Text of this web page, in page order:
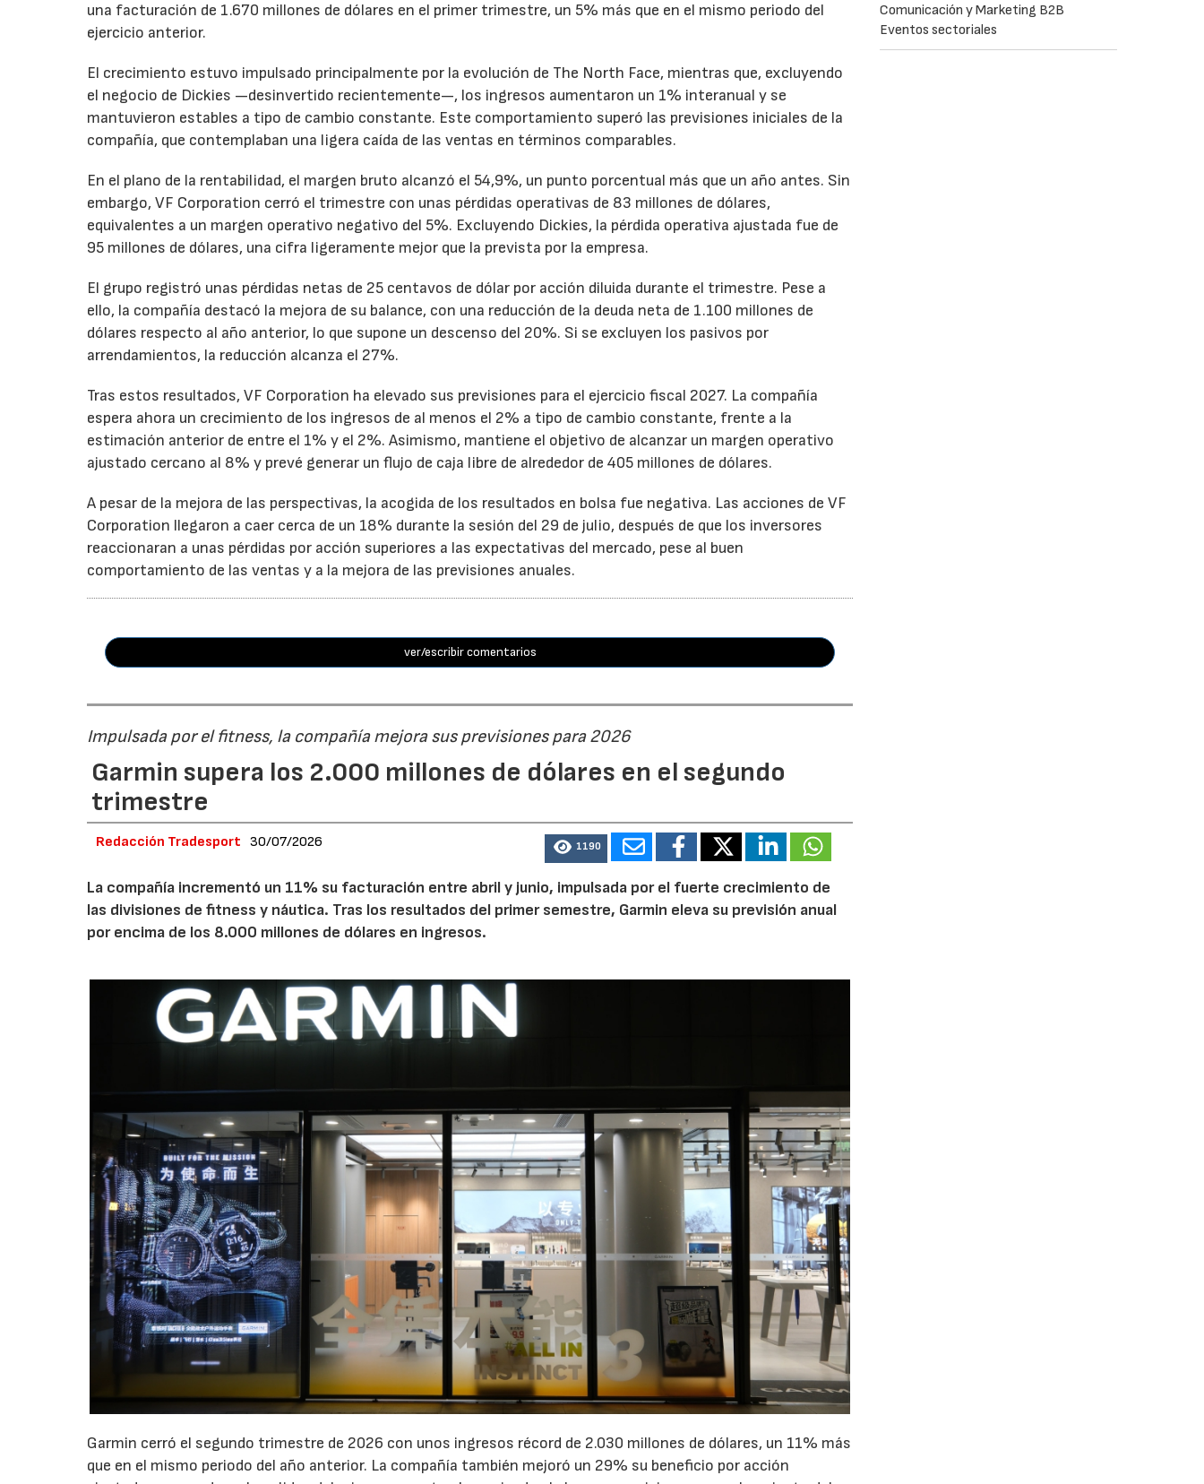
una facturación de 1.670 millones de dólares en el primer trimestre, un 5% más que en el mismo periodo del
ejercicio anterior.
El crecimiento estuvo impulsado principalmente por la evolución de The North Face, mientras que, excluyendo
el negocio de Dickies —desinvertido recientemente—, los ingresos aumentaron un 1% interanual y se
mantuvieron estables a tipo de cambio constante. Este comportamiento superó las previsiones iniciales de la
compañía, que contemplaban una ligera caída de las ventas en términos comparables.
En el plano de la rentabilidad, el margen bruto alcanzó el 54,9%, un punto porcentual más que un año antes. Sin
embargo, VF Corporation cerró el trimestre con unas pérdidas operativas de 83 millones de dólares,
equivalentes a un margen operativo negativo del 5%. Excluyendo Dickies, la pérdida operativa ajustada fue de
95 millones de dólares, una cifra ligeramente mejor que la prevista por la empresa.
El grupo registró unas pérdidas netas de 25 centavos de dólar por acción diluida durante el trimestre. Pese a
ello, la compañía destacó la mejora de su balance, con una reducción de la deuda neta de 1.100 millones de
dólares respecto al año anterior, lo que supone un descenso del 20%. Si se excluyen los pasivos por
arrendamientos, la reducción alcanza el 27%.
Tras estos resultados, VF Corporation ha elevado sus previsiones para el ejercicio fiscal 2027. La compañía
espera ahora un crecimiento de los ingresos de al menos el 2% a tipo de cambio constante, frente a la
estimación anterior de entre el 1% y el 2%. Asimismo, mantiene el objetivo de alcanzar un margen operativo
ajustado cercano al 8% y prevé generar un flujo de caja libre de alrededor de 405 millones de dólares.
A pesar de la mejora de las perspectivas, la acogida de los resultados en bolsa fue negativa. Las acciones de VF
Corporation llegaron a caer cerca de un 18% durante la sesión del 29 de julio, después de que los inversores
reaccionaran a unas pérdidas por acción superiores a las expectativas del mercado, pese al buen
comportamiento de las ventas y a la mejora de las previsiones anuales.
ver/escribir comentarios
Impulsada por el fitness, la compañía mejora sus previsiones para 2026
Garmin supera los 2.000 millones de dólares en el segundo
trimestre
Redacción Tradesport 30/07/2026 1190
La compañía incrementó un 11% su facturación entre abril y junio, impulsada por el fuerte crecimiento de
las divisiones de fitness y náutica. Tras los resultados del primer semestre, Garmin eleva su previsión anual
por encima de los 8.000 millones de dólares en ingresos.
Garmin cerró el segundo trimestre de 2026 con unos ingresos récord de 2.030 millones de dólares, un 11% más
que en el mismo periodo del año anterior. La compañía también mejoró un 29% su beneficio por acción
Comunicación y Marketing B2B
Eventos sectoriales